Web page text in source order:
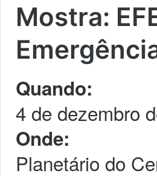
Mostra:
Quando:
4 de dezembro
Onde:
Planetário do